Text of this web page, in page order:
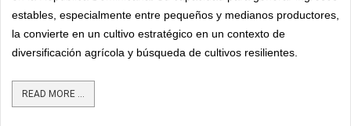
estables, especialmente entre pequeños y medianos productores,
la convierte en un cultivo estratégico en un contexto de
diversificación agrícola y búsqueda de cultivos resilientes.
READ MORE ...